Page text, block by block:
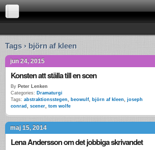
Tags › björn af kleen
jun 24, 2015
Konsten att ställa till en scen
By Peter Lenken
Categories: Dramaturgi
Tags: abstraktionsstegen, beowulf, björn af kleen, joseph
conrad , scener, tom wolfe
maj 15, 2014
Lena Andersson om det jobbiga skrivandet